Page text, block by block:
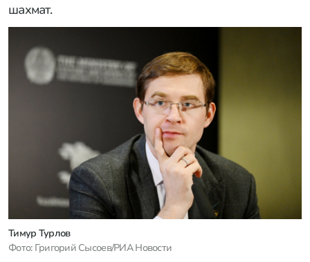
шахмат.
Тимур Турлов
Фото: Григорий Сысоев/РИА Новости